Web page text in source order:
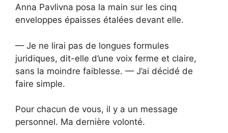
Anna Pavlivna posa la main sur les cinq
enveloppes épaisses étalées devant elle.
— Je ne lirai pas de longues formules
juridiques, dit-elle d’une voix ferme et claire,
sans la moindre faiblesse. — J’ai décidé de
faire simple.
Pour chacun de vous, il y a un message
personnel. Ma dernière volonté.